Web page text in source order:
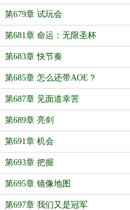
第679章 试玩会
第681章 命运：无限圣杯
第683章 快节奏
第685章 怎么还带AOE？
第687章 见面道幸苦
第689章 亮剑
第691章 机会
第693章 把握
第695章 镜像地图
第697章 我们又是冠军